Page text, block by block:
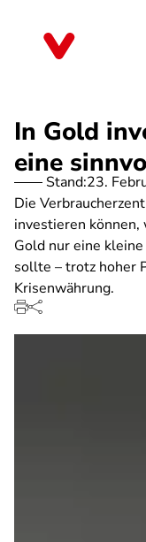
In Gold
eine
Stand:23.
Die
investieren können,
Gold nur eine
sollte – trotz hoher
Krisenwährung.